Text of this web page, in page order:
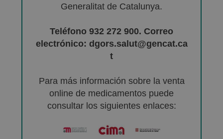
Generalitat de Catalunya.
Teléfono 932 272 900. Correo
electrónico: dgors.salut@gencat.ca
t
Para más información sobre la venta
online de medicamentos puede
consultar los siguientes enlaces: